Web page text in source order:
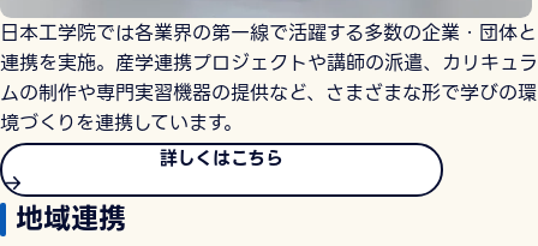
日本工学院では各業界の第一線で活躍する多数の企業・団体と
連携を実施。産学連携プロジェクトや講師の派遣、カリキュラ
ムの制作や専門実習機器の提供など、さまざまな形で学びの環
境づくりを連携しています。
詳しくはこちら
地域連携